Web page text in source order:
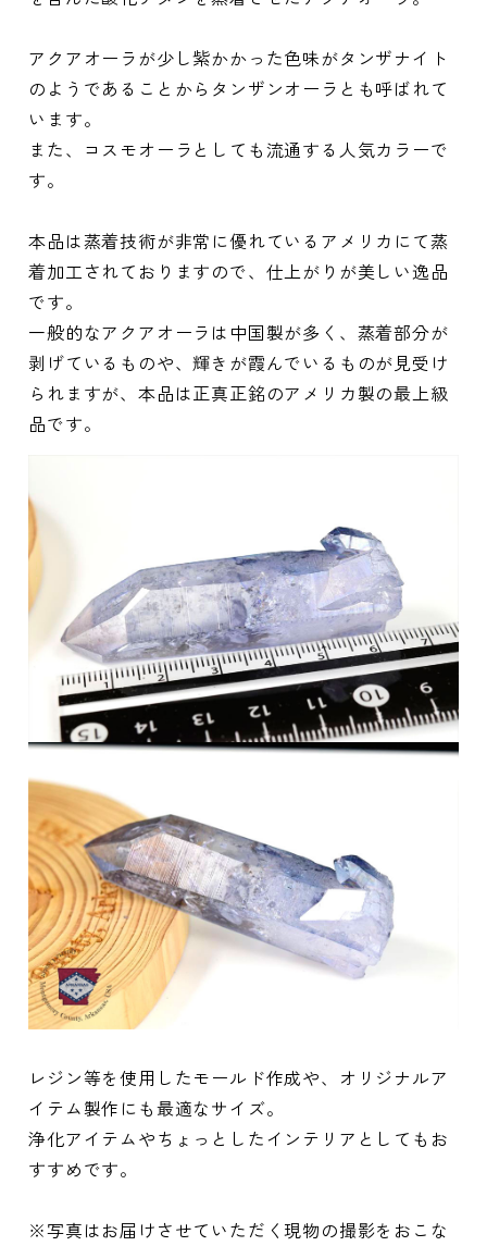
アクアオーラが少し紫かかった色味がタンザナイト
のようであることからタンザンオーラとも呼ばれて
います。
また、コスモオーラとしても流通する人気カラーで
す。
本品は蒸着技術が非常に優れているアメリカにて蒸
着加工されておりますので、仕上がりが美しい逸品
です。
一般的なアクアオーラは中国製が多く、蒸着部分が
剥げているものや、輝きが霞んでいるものが見受け
られますが、本品は正真正銘のアメリカ製の最上級
品です。
レジン等を使用したモールド作成や、オリジナルア
イテム製作にも最適なサイズ。
浄化アイテムやちょっとしたインテリアとしてもお
すすめです。
※写真はお届けさせていただく現物の撮影をおこな